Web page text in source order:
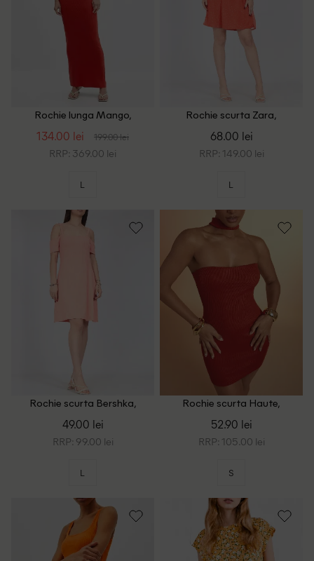
Rochie lunga Mango,
134.00 lei 199.00 lei
RRP: 369.00 lei
L
Rochie scurta Zara,
68.00 lei
RRP: 149.00 lei
L
Rochie scurta Bershka,
49.00 lei
RRP: 99.00 lei
L
Rochie scurta Haute,
52.90 lei
RRP: 105.00 lei
S